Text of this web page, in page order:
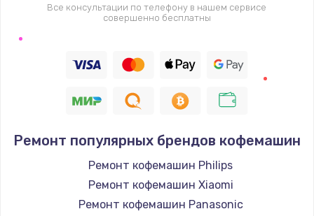
Все консультации по телефону в нашем сервисе
совершенно бесплатны
Ремонт популярных брендов кофемашин
Ремонт кофемашин Philips
Ремонт кофемашин Xiaomi
Ремонт кофемашин Panasonic